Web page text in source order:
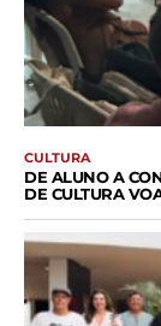
CULTURA
DE ALUNO A
DE CULTURA